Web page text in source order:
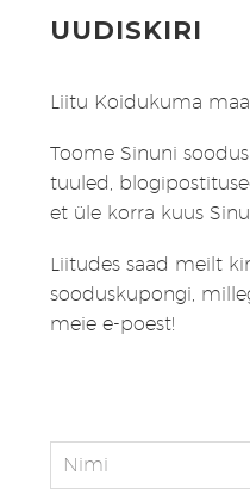
UUDISKIRI
Liitu Koidukuma
Toome Sinuni
tuuled,
et üle korra kuus
Liitudes saad meilt
sooduskupongi,
meie e-poest!